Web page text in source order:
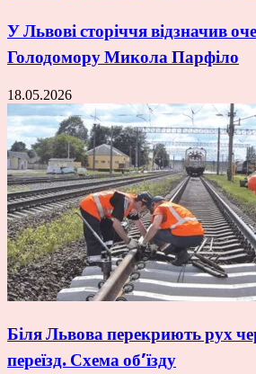
У Львові сторіччя відзначив
Голодомору Микола Парфіло
18.05.2026
Біля Львова перекриють рух
переїзд. Схема об’їзду